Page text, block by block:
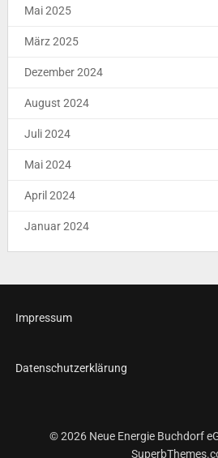
Mai 2025
März 2025
Dezember 2024
August 2024
Juli 2024
Mai 2024
April 2024
Januar 2024
Impressum
Datenschutzerklärung
© 2026 Neue Energie Buchdorf